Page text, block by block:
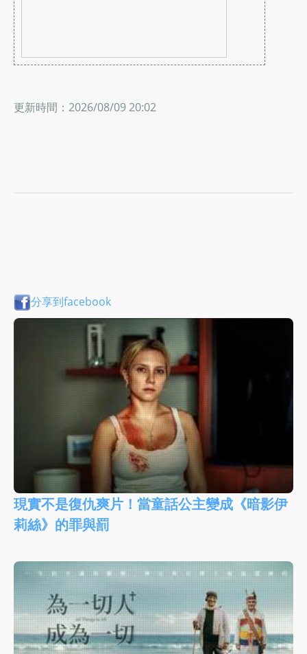
更新時間：2026/08/09 20:02
分享到facebook
現實不是復仇爽片！當童話公主變成《暗影伊
莉絲》的罪與罰